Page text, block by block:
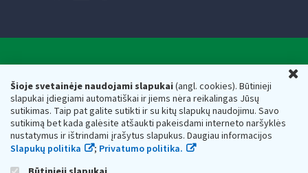
Šioje svetainėje naudojami slapukai(angl. cookies). Būtinieji
slapukai įdiegiami automatiškai ir jiems nėra reikalingas Jūsų
sutikimas. Taip pat galite sutikti ir su kitų slapukų naudojimu. Savo
sutikimą bet kada galėsite atšaukti pakeisdami interneto naršyklės
nustatymus ir ištrindami įrašytus slapukus. Daugiau informacijos
Slapukų politika
; Privatumo politika.
Respublikos finansų ministerijos
Biudžetinė įstaiga. Juridinio asmens kodas — 188659752,
adresas: Vasario 16-osios g. 14, 01107 Vilnius, Lietuva, el.paštas:
vmi@vmi.lt, E. pristatymo dėžutės adresas 188659752
Duomenys apie Valstybinę mokesčių inspekciją prie Lietuvos
Respublikos finansų ministerijos kaupiami ir saugomi Juridinių